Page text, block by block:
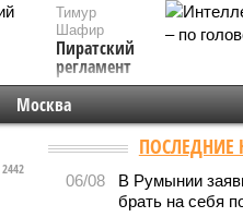
Тимур
Шафир
Пиратский
регламент
Москва
2442
ПОСЛЕДНИЕ
06/08
В Румынии
брать на себя